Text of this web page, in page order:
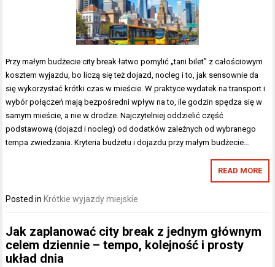
Przy małym budżecie city break łatwo pomylić „tani bilet” z całościowym
kosztem wyjazdu, bo liczą się też dojazd, nocleg i to, jak sensownie da
się wykorzystać krótki czas w mieście. W praktyce wydatek na transport i
wybór połączeń mają bezpośredni wpływ na to, ile godzin spędza się w
samym mieście, a nie w drodze. Najczytelniej oddzielić część
podstawową (dojazd i nocleg) od dodatków zależnych od wybranego
tempa zwiedzania. Kryteria budżetu i dojazdu przy małym budżecie…
READ MORE
Posted in Krótkie wyjazdy miejskie
Jak zaplanować city break z jednym głównym
celem dziennie – tempo, kolejność i prosty
układ dnia